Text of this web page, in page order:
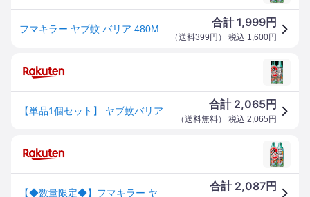
合計1,999円
（送料399円 ） 税込 1,600円
合計 2,065円
（送料無料） 税込 2,065 円
合計 2,087円